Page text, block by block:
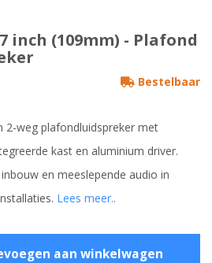
inch (109mm) - Plafond
Bestelbaar
2-weg plafondluidspreker met
kast en aluminium driver.
en meeslepende audio in
Lees meer..
aan winkelwagen